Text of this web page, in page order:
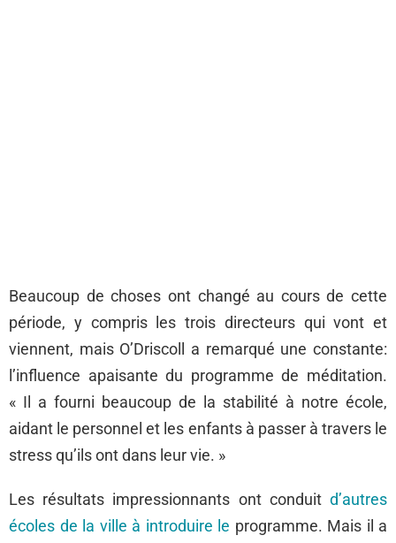
Beaucoup de choses ont changé au cours de cette
période, y compris les trois directeurs qui vont et
viennent, mais O’Driscoll a remarqué une constante:
l’influence apaisante du programme de méditation.
« Il a fourni beaucoup de la stabilité à notre école,
aidant le personnel et les enfants à passer à travers le
stress qu’ils ont dans leur vie. »
Les résultats impressionnants ont conduit d’autres
écoles de la ville à introduire le programme. Mais il a